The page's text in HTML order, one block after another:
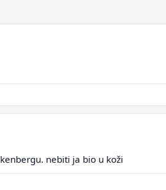
nebiti ja bio u koži